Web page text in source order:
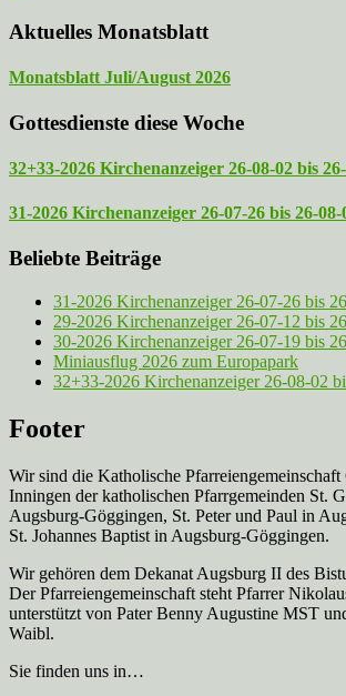
Aktuelles Monatsblatt
Monatsblatt Juli/August 2026
Gottesdienste diese Woche
32+33-2026 Kirchenanzeiger 26-08-02 bis
31-2026 Kirchenanzeiger 26-07-26 bis 26-08-
Beliebte Beiträge
31-2026 Kirchenanzeiger 26-07-26 bis
29-2026 Kirchenanzeiger 26-07-12 bis
30-2026 Kirchenanzeiger 26-07-19 bis
Miniausflug 2026 zum Europapark
32+33-2026 Kirchenanzeiger 26-08-02
Footer
Wir sind die Katholische
Inningen der katholischen Pfarrgemeinden St.
Augsburg-Göggingen, St. Peter und Paul in
St. Johannes Baptist in Augsburg-Göggingen.
Wir gehören dem Dekanat Augsburg II des
Der Pfarreien­gemeinschaft steht Pfarrer
unterstützt von Pater Benny Augustine MST
Waibl.
Sie finden uns in…